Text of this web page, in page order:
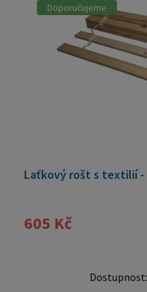
Doporučujeme
Laťkový rošt s textilií -
605 Kč
Dostupnost: